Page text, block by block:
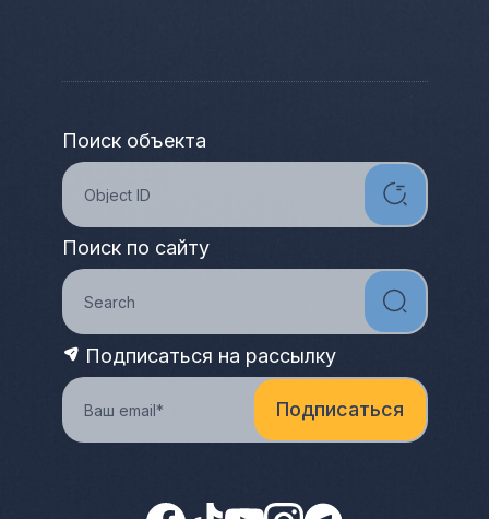
Поиск объекта
Поиск по сайту
Подписаться на рассылку